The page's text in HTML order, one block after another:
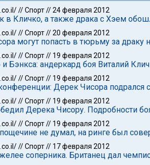
//Спорт//24 февраля 2012
в Кличко, а также драка с Хэем
//Спорт//20 февраля 2012
могут попасть в тюрьму за драку
//Спорт// 19 февраля 2012
Бэнкса: андеркард боя Виталий
//Спорт// 19 февраля 2012
Дерек Чисора
//Спорт// 19 февраля 2012
Дерека Чисору. Подробности
//Спорт// 19 февраля 2012
не думал, на ринге был
//Спорт// 17 февраля 2012
соперника. Британец дал